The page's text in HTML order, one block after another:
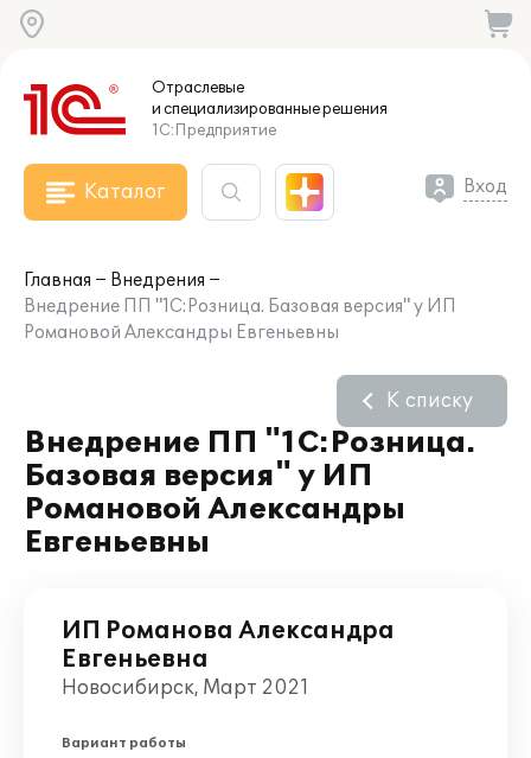
Отраслевые
и специализированныерешения
1С:Предприятие
Каталог Вход
Главная
Внедрения
Внедрение ПП "1С:Розница. Базовая версия" у ИП
Романовой Александры Евгеньевны
Внедрение ПП "1С:Розница.
Базовая версия" у ИП
Романовой Александры
Евгеньевны
К списку
ИП Романова Александра
Евгеньевна
Новосибирск, Март 2021
Вариант работы